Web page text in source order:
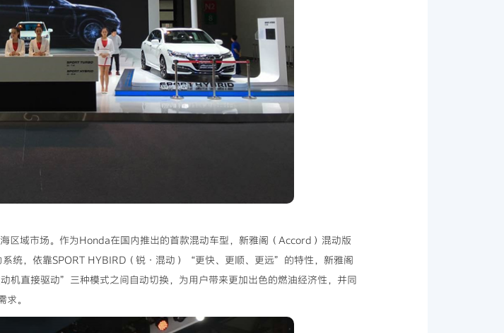
域市场。作为Honda在国内推出的首款混动车型，新雅阁（Accord）混动版
统，依靠SPORT HYBIRD（锐·混动）“更快、更顺、更远”的特性，新雅阁
直接驱动”三种模式之间自动切换，为用户带来更加出色的燃油经济性，并同
。